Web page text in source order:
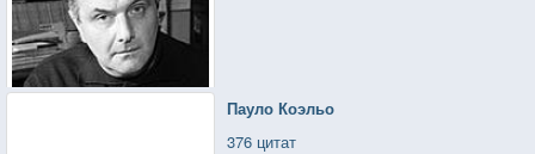
Пауло Коэльо
376 цитат